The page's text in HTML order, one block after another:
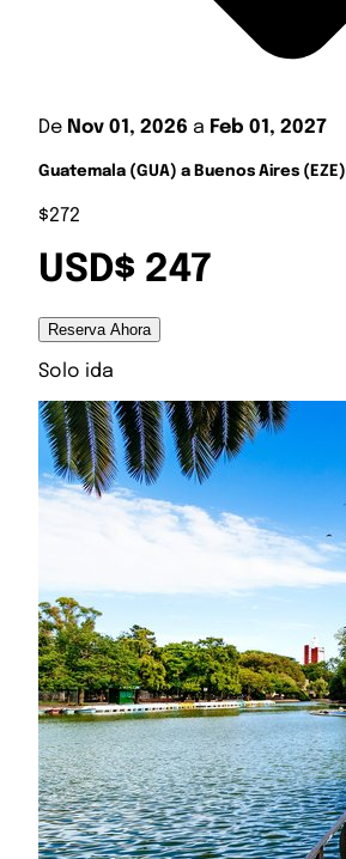
De Nov 01, 2026 a Feb 01, 2027
Guatemala (GUA) a Buenos Aires (EZE)
$272
USD$ 247
Reserva Ahora
Solo ida